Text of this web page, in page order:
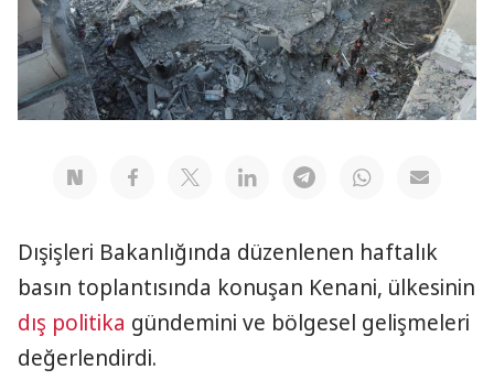
Dışişleri Bakanlığında düzenlenen haftalık
basın toplantısında konuşan Kenani, ülkesinin
dış politika gündemini ve bölgesel gelişmeleri
değerlendirdi.